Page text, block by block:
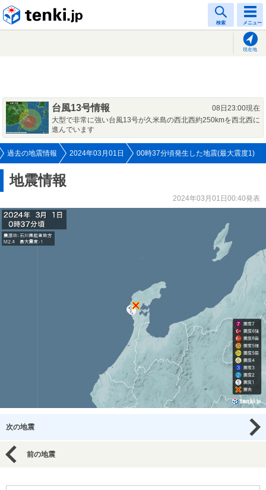
検索 メニュー
現在地
台風13号情報
08日23:00現在
大型で非常に強い台風13号が久米島の西北西約250kmを西北西に
進んでいます
過去の地震情報 2024年03月01日 00時37分頃発生した地震(最大震度1)
地震情報
2024年03月01日00:40発表
次の地震
前の地震